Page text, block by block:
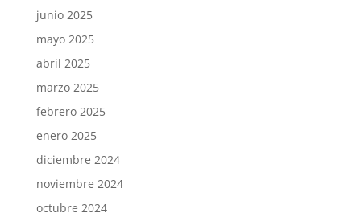
junio 2025
mayo 2025
abril 2025
marzo 2025
febrero 2025
enero 2025
diciembre 2024
noviembre 2024
octubre 2024